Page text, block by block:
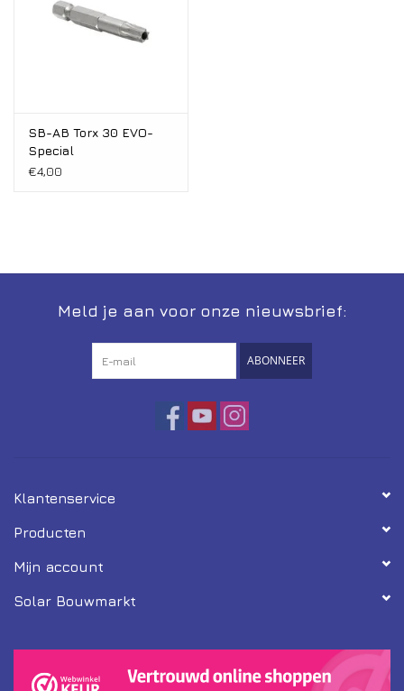
SB-AB Torx 30 EVO-
Special
€4,00
Meld je aan voor onze nieuwsbrief:
ABONNEER
Klantenservice
Producten
Mijn account
Solar Bouwmarkt